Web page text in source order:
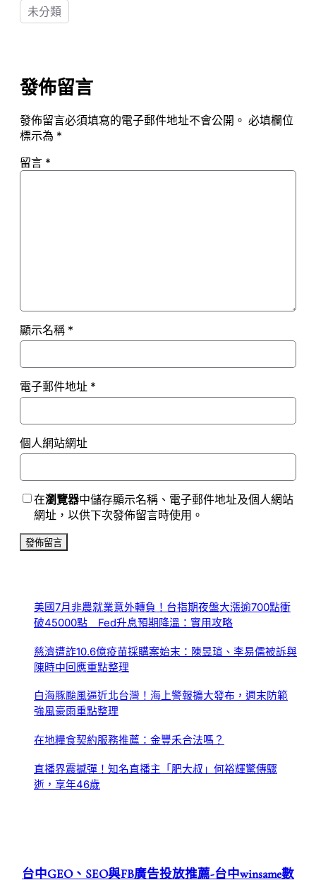
未分類
發佈留言
發佈留言必須填寫的電子郵件地址不會公開。 必填欄位
標示為 *
留言 *
顯示名稱 *
電子郵件地址 *
個人網站網址
在瀏覽器中儲存顯示名稱、電子郵件地址及個人網站
網址，以供下次發佈留言時使用。
美國7月非農就業意外轉負！台指期夜盤大漲逾700點衝
破45000點 Fed升息預期降溫：實用攻略
慈濟遭詐10.6億疫苗採購案始末：陳昱瑄、李易儒被訴與
陳時中回應重點整理
白海豚颱風逼近北台灣！海上警報擴大發布，週末防範
強風豪雨重點整理
在地糧食契約服務推薦：金豐禾合法嗎？
直播界震撼彈！知名直播主「肥大叔」何裕輝驚傳驟
逝，享年46歲
台中GEO、SEO與FB廣告投放推薦-台中winsame數